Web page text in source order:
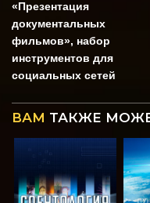
«Презентация
документальных
фильмов», набор
инструментов для
социальных сетей
ВАМ ТАКЖЕ